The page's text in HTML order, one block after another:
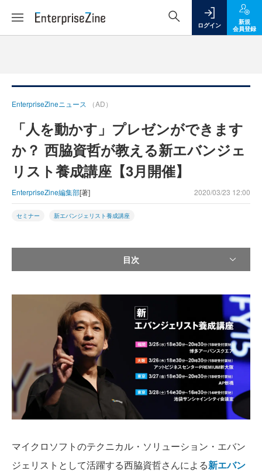
ログイン
新規
会員登録
EnterpriseZineニュース （AD）
「人を動かす」プレゼンができます
か？ 西脇資哲が教える新エバンジェ
リスト養成講座【3月開催】
EnterpriseZine編集部[著] 2020/03/23 12:00
セミナー 新エバンジェリスト養成講座
目次
マイクロソフトのテクニカル・ソリューション・エバン
ジェリストとして活躍する西脇資哲さんによる新エバン